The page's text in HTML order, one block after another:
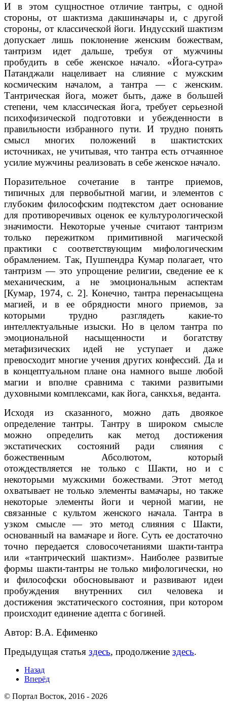
И в этом сущностное отличие тантры, с одной
стороны, от шактизма дакшиначары и, с другой
стороны, от классической йоги. Индусский шактизм
допускает лишь поклонение женским божествам,
тантризм идет дальше, требуя от мужчины
пробудить в себе женское начало. «Йога-сутра»
Патанджали нацеливает на слияние с мужским
космическим началом, а тантра — с женским.
Тантрическая йога, может быть, даже в большей
степени, чем классическая йога, требует серьезной
психофизической подготовки и убежденности в
правильности избранного пути. И трудно понять
смысл многих положений в шактистских
источниках, не учитывая, что тантра есть отчаянное
усилие мужчины реализовать в себе женское начало.
Поразительное сочетание в тантре приемов,
типичных для первобытной магии, и элементов с
глубоким философским подтекстом дает основание
для противоречивых оценок ее культурологической
значимости. Некоторые ученые считают тантризм
только пережитком примитивной магической
практики с соответствующим мифологическим
обрамлением. Так, Пушпендра Кумар полагает, что
тантризм — это упрощение религии, сведение ее к
механическим, а не эмоциональным аспектам
[Кумар, 1974, с. 2]. Конечно, тантра перенасыщена
магией, и в ее обрядности много приемов, за
которыми трудно разглядеть какие-то
интеллектуальные изыски. Но в целом тантра по
эмоциональной насыщенности и богатству
метафизических идей не уступает и даже
превосходит многие учения других конфессий. Да и
в концептуальном плане она намного выше любой
магии и вполне сравнима с такими развитыми
духовными комплексами, как йога, санкхья, веданта.
Исходя из сказанного, можно дать двоякое
определение тантры. Тантру в широком смысле
можно определить как метод достижения
экстатических состояний ради слияния с
божественным Абсолютом, который
отождествляется не только с Шакти, но и с
некоторыми мужскими божествами. Этот метод
охватывает не только элементы вамачары, но также
некоторые элементы йоги и черной магии, не
связанные с культом женского начала. Тантра в
узком смысле — это метод слияния с Шакти,
основанный на вамачаре и йоге. Суть ее достаточно
точно передается словосочетаниями шакти-тантра
или «тантрический шактизм». Наиболее развитые
формы шакти-тантры не только мифологически, но
и философски обосновывают и развивают идеи
пробуждения внутренних сил человека и
достижения экстатического состояния, при котором
происходит единение адепта с богиней.
Автор: В.А. Ефименко
Предыдущая статья здесь, продолжение здесь.
Назад
Вперёд
© Портал Восток, 2016 - 2026